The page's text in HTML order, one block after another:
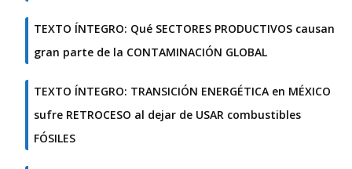
TEXTO ÍNTEGRO: Qué SECTORES PRODUCTIVOS causan
gran parte de la CONTAMINACIÓN GLOBAL
TEXTO ÍNTEGRO: TRANSICIÓN ENERGÉTICA en MÉXICO
sufre RETROCESO al dejar de USAR combustibles
FÓSILES